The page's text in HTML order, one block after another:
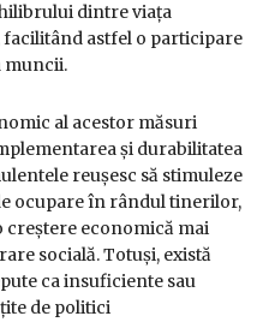
dintre viața
facilitând astfel o participare
muncii.
al acestor măsuri
și durabilitatea
reușesc să stimuleze
ocupare în rândul tinerilor,
creștere economică mai
socială. Totuși, există
ca insuficiente sau
de politici